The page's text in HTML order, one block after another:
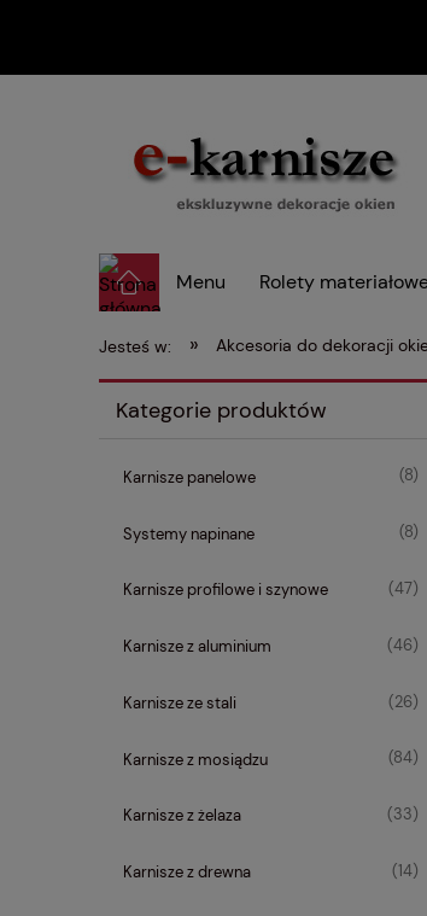
Menu Rolety
Jesteś w: » Akcesoria do dekoracji
Kategorie produktów
Karnisze panelowe (8)
Systemy napinane (8)
Karnisze profilowe i szynowe (47)
Karnisze z aluminium (46)
Karnisze ze stali (26)
Karnisze z mosiądzu (84)
Karnisze z żelaza (33)
Karnisze z drewna (14)